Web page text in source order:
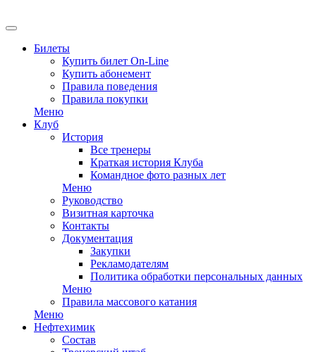
Билеты
Купить билет On-Line
Купить абонемент
Правила поведения
Правила покупки
Меню
Клуб
История
Все тренеры
Краткая история Клуба
Командное фото разных лет
Меню
Руководство
Визитная карточка
Контакты
Документация
Закупки
Рекламодателям
Политика обработки персональных данных
Меню
Правила массового катания
Меню
Нефтехимик
Состав